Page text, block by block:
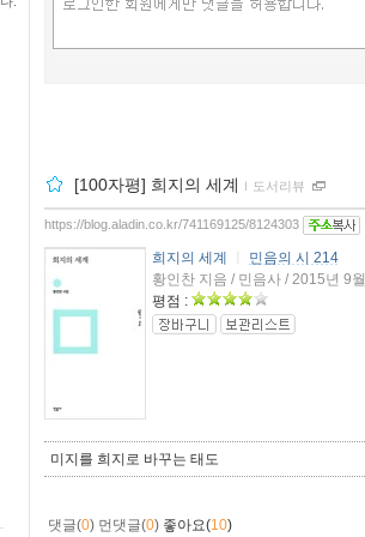
[100자평] 희지의 세계 ｌ 도서리뷰
https://blog.aladin.co.kr/741169125/8124303
희지의 세계
민음의 시 214
황인찬 지음 / 민음사 / 2015년 9월
평점 :
미지를 희지로 바꾸는 태도
댓글(0) 먼댓글(0) 좋아요(10)